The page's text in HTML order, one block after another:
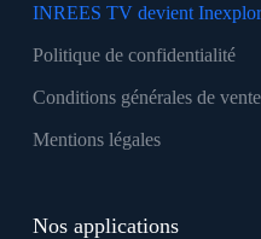
INREES TV devient
Politique de confidentialité
Conditions générales de vente
Mentions légales
Nos applications